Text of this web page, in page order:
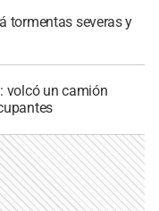
tormentas severas y
volcó un camión